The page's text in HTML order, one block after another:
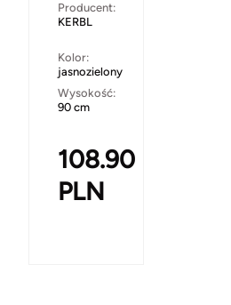
Producent:
KERBL
Kolor:
jasnozielony
Wysokość:
90 cm
108.90
PLN